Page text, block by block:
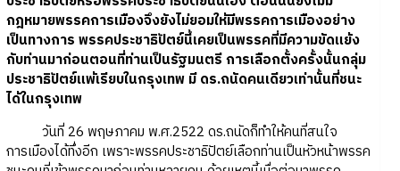
กฎหมายพรรคการเมืองจึงยังไม่ยอมให้มีพรรคการเมืองอย่าง
เป็นทางการ พรรคประชาธิปัตย์นี้เคยเป็นพรรคที่มีความขัดแย้ง
กับท่านมาก่อนตอนที่ท่านเป็นรัฐมนตรี การเลือกตั้งครั้งนั้นกลุ่ม
ประชาธิปัตย์แพ้เรียบในกรุงเทพ มี ดร.ถนัดคนเดียวเท่านั้นที่ชนะ
ได้ในกรุงเทพ
วันที่ 26 พฤษภาคม พ.ศ.2522 ดร.ถนัดก็ทำให้คนที่สนใจ
การเมืองได้ทึ่งอีก เพราะพรรคประชาธิปัตย์เลือกท่านเป็นหัวหน้าพรรค